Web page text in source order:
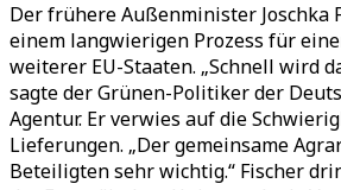
Der frühere Außenminister Joschka
einem langwierigen Prozess für
weiterer EU-Staaten. „Schnell wird
sagte der Grünen-Politiker der
Agentur. Er verwies auf die
Lieferungen. „Der gemeinsame
Beteiligten sehr wichtig.“ Fischer